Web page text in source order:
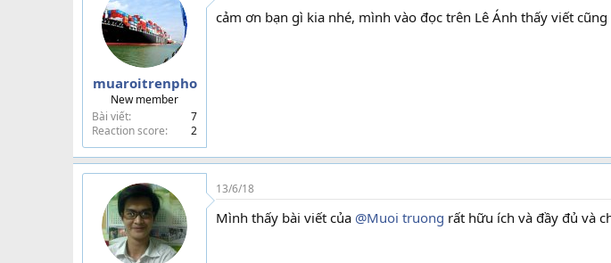
muaroitrenpho
New member
Bài viết
7
Reaction score
2
cảm ơn bạn gì kia nhé, mình vào đọc trên Lê Ánh thấy viết cũng
13/6/18
Mình thấy bài viết của @Muoi truong rất hữu ích và đầy đủ và